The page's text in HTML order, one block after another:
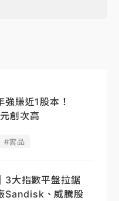
強賺近1股本！
創次高
#雲品
3大指數平盤拉鋸
Sandisk、威騰股